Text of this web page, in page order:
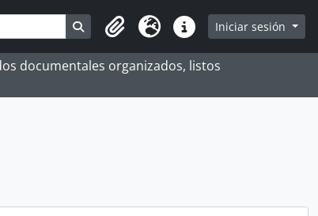
Search in browse page
Portapapeles
Idioma Enlaces rápidos
Iniciar sesión
documentales organizados, listos